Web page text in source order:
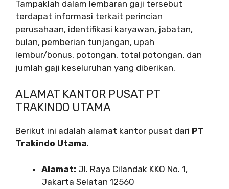
Tampaklah dalam lembaran gaji tersebut
terdapat informasi terkait perincian
perusahaan, identifikasi karyawan, jabatan,
bulan, pemberian tunjangan, upah
lembur/bonus, potongan, total potongan, dan
jumlah gaji keseluruhan yang diberikan.
ALAMAT KANTOR PUSAT PT
TRAKINDO UTAMA
Berikut ini adalah alamat kantor pusat dari PT
Trakindo Utama.
Alamat: Jl. Raya Cilandak KKO No. 1,
Jakarta Selatan 12560